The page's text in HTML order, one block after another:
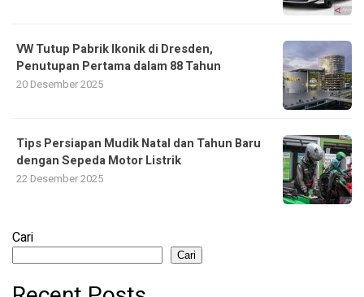
VW Tutup Pabrik Ikonik di Dresden,
Penutupan Pertama dalam 88 Tahun
20 Desember 2025
Tips Persiapan Mudik Natal dan Tahun Baru
dengan Sepeda Motor Listrik
22 Desember 2025
Cari
Cari